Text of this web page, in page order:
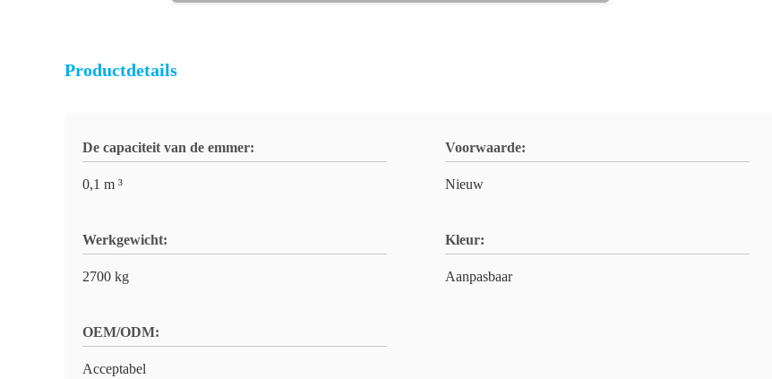
Productdetails
De capaciteit van de emmer:
0,1 m ³
Voorwaarde:
Nieuw
Werkgewicht:
2700 kg
Kleur:
Aanpasbaar
OEM/ODM:
Acceptabel